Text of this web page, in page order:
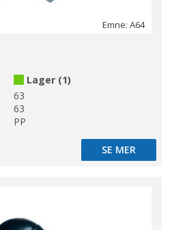
Emne: A64
Lager (1)
63
63
PP
SE MER
SE MER